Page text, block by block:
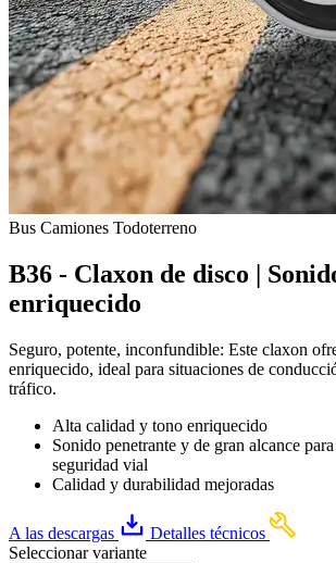
Bus Camiones Todoterreno
B36 - Claxon de disco |
enriquecido
Seguro, potente, inconfundible: Este claxon
enriquecido, ideal para situaciones de
tráfico.
Alta calidad y tono enriquecido
Sonido penetrante y de gran alcance
seguridad vial
Calidad y durabilidad mejoradas
A las descargas
Detalles técnicos
Seleccionar variante